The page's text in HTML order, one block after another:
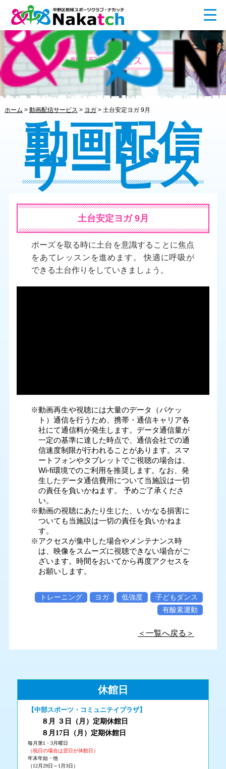
ホーム > 動画配信サービス > ヨガ> 土台安定ヨガ 9月
動画配信
サービス
土台安定ヨガ 9月
ポーズを取る時に土台を意識することに焦点
をあてレッスンを進めます。 快適に呼吸が
できる土台作りをしていきましょう。
※動画再生や視聴には大量のデータ（パケッ
ト）通信を行うため、携帯・通信キャリア各
社にて通信料が発生します。データ通信量が
一定の基準に達した時点で、通信会社での通
信速度制限が行われることがあります。スマ
ートフォンやタブレットでご視聴の場合は、
Wi-fi環境でのご利用を推奨します。なお、発
生したデータ通信費用について当施設は一切
の責任を負いかねます。 予めご了承くださ
い。
※動画の視聴にあたり生じた、いかなる損害に
ついても当施設は一切の責任を負いかねま
す。
※アクセスが集中した場合やメンテナンス時
は、映像をスムーズに視聴できない場合がご
ざいます。時間をおいてから再度アクセスを
お願いします。
トレーニング ヨガ 低強度
子どもダンス
有酸素運動
＜一覧へ戻る＞
休館日
【中部スポーツ・コミュニテイプラザ】
８月 ３ 日（月 ） 定期休館日
８月17日（月 ）定期休館日
毎月第1・3月曜日
（祝日の場合は翌日が休館日）
年末年始・他
（12月29日～1月3日）